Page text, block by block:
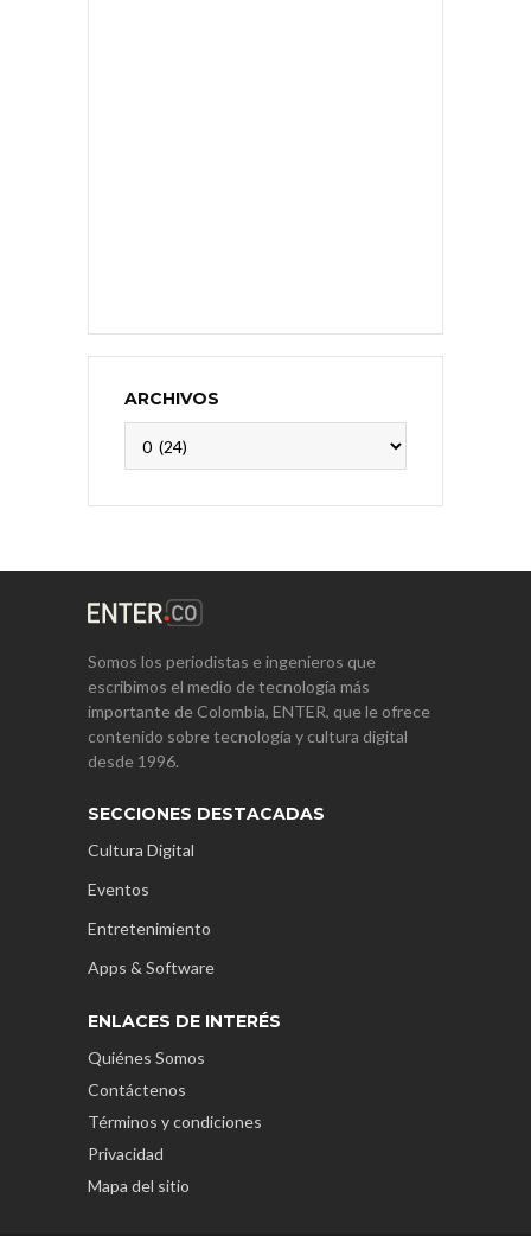
ARCHIVOS
Somos los periodistas e ingenieros que
escribimos el medio de tecnología más
importante de Colombia, ENTER, que le ofrece
contenido sobre tecnología y cultura digital
desde 1996.
SECCIONES DESTACADAS
Cultura Digital
Eventos
Entretenimiento
Apps & Software
ENLACES DE INTERÉS
Quiénes Somos
Contáctenos
Términos y condiciones
Privacidad
Mapa del sitio